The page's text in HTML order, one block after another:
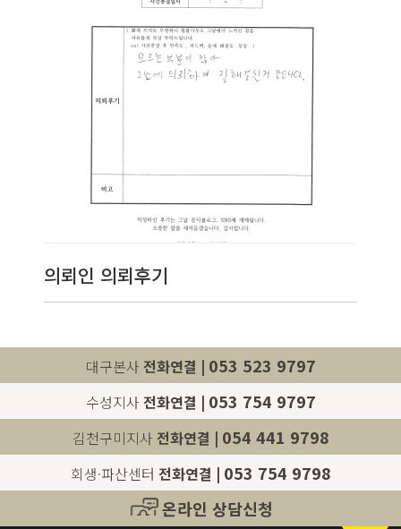
의뢰인 의뢰후기
대구본사 전화연결 | 053 523 9797
수성지사 전화연결 | 053 754 9797
김천구미지사 전화연결 | 054 441 9798
회생·파산센터 전화연결 | 053 754 9798
온라인 상담신청